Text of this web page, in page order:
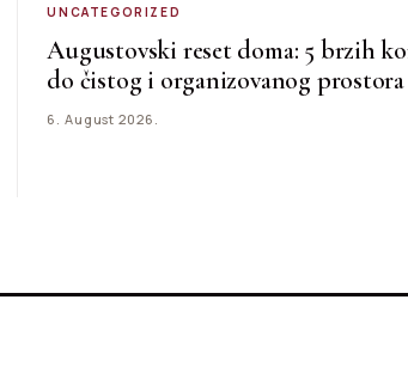
UNCATEGORIZED
Augustovski reset doma: 5 brzih
do čistog i organizovanog prostora
6. August 2026.